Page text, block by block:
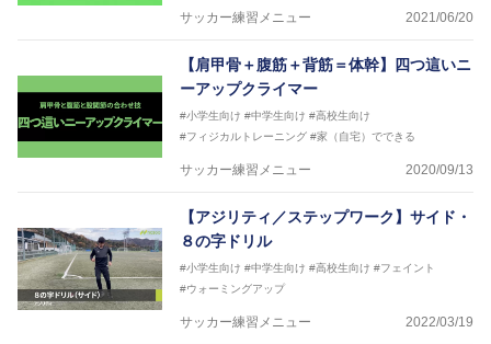
サッカー練習メニュー 2021/06/20
【肩甲骨＋腹筋＋背筋＝体幹】四つ這いニ
ーアップクライマー
#小学生向け #中学生向け #高校生向け
#フィジカルトレーニング #家（自宅）でできる
サッカー練習メニュー 2020/09/13
【アジリティ／ステップワーク】サイド・
８の字ドリル
#小学生向け #中学生向け #高校生向け #フェイント
#ウォーミングアップ
サッカー練習メニュー 2022/03/19